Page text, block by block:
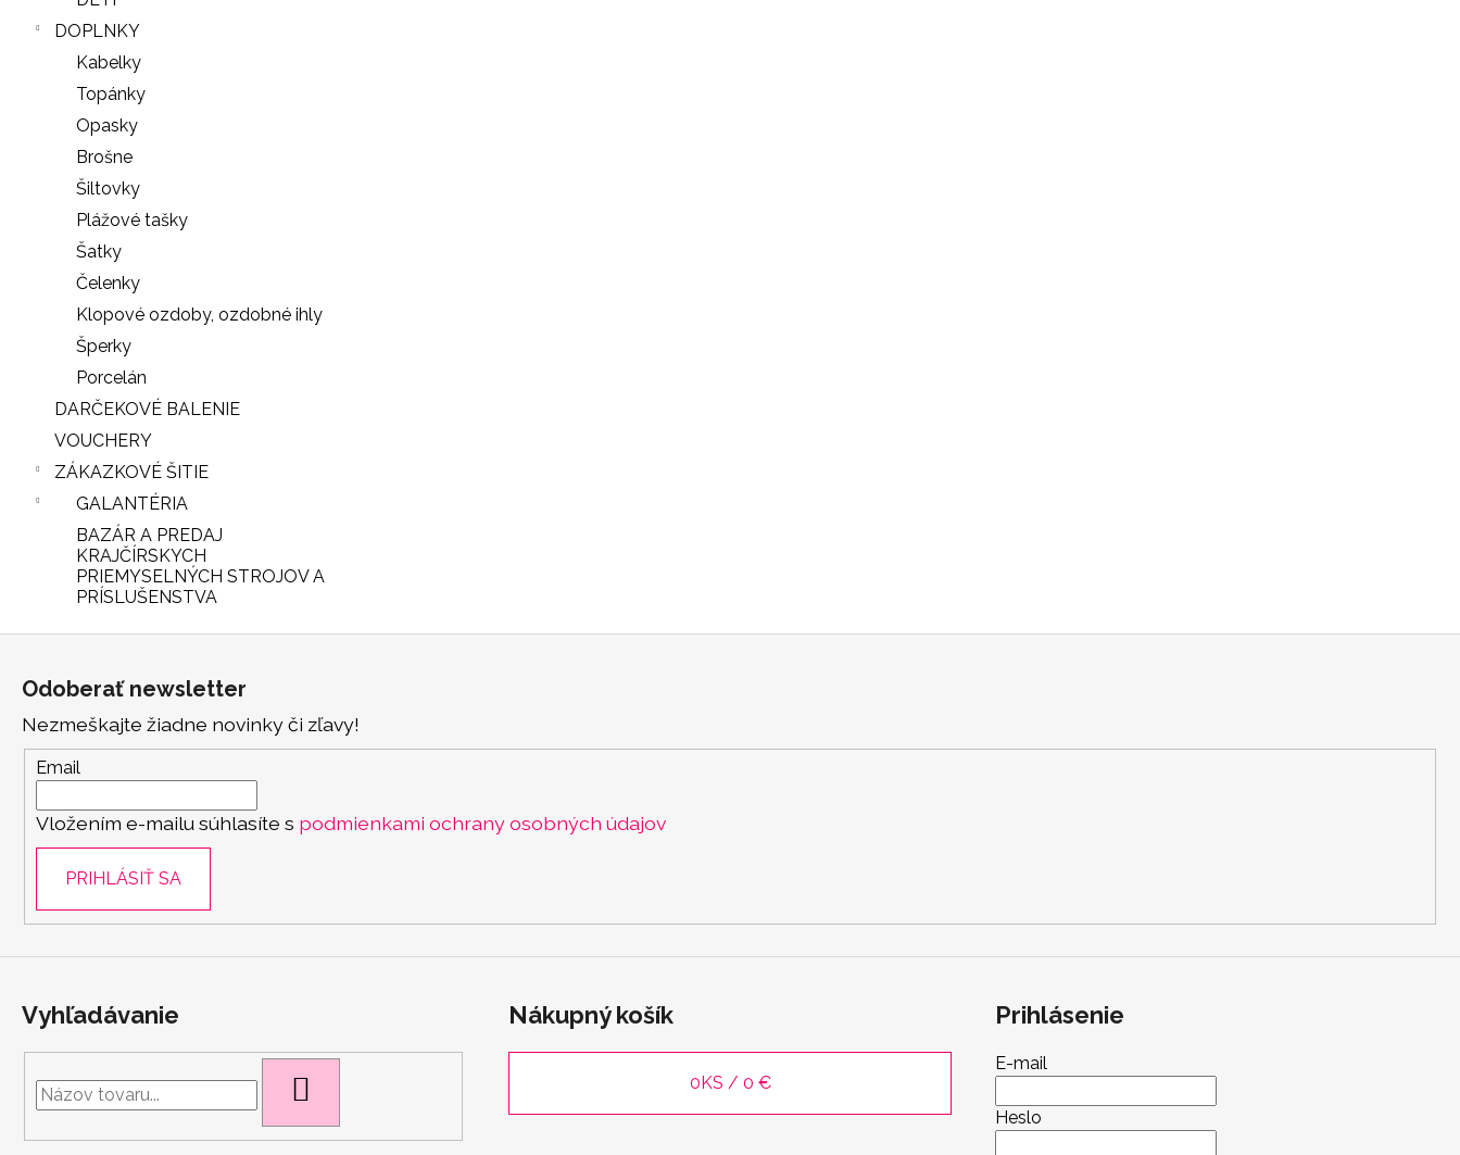
DOPLNKY
Kabelky
Topánky
Opasky
Brošne
Šiltovky
Plážové tašky
Šatky
Čelenky
Klopové ozdoby, ozdobné ihly
Šperky
Porcelán
DARČEKOVÉ BALENIE
VOUCHERY
ZÁKAZKOVÉ ŠITIE
GALANTÉRIA
BAZÁR A PREDAJ
KRAJČÍRSKYCH
PRIEMYSELNÝCH STROJOV A
PRÍSLUŠENSTVA
Odoberať newsletter
Nezmeškajte žiadne novinky či zľavy!
Email
Vložením e-mailu súhlasíte s podmienkami ochrany osobných údajov
PRIHLÁSIŤ SA
Vyhľadávanie Nákupný košík
0KS / 0 €
Prihlásenie
E-mail
Heslo